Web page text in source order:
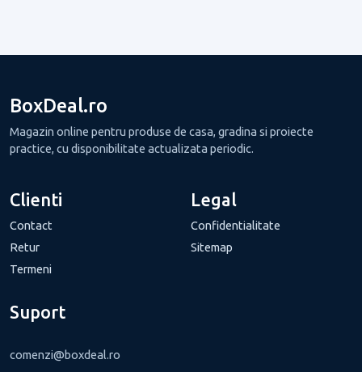
BoxDeal.ro
Magazin online pentru produse de casa, gradina si proiecte
practice, cu disponibilitate actualizata periodic.
Clienti
Contact
Retur
Termeni
Legal
Confidentialitate
Sitemap
Suport
comenzi@boxdeal.ro